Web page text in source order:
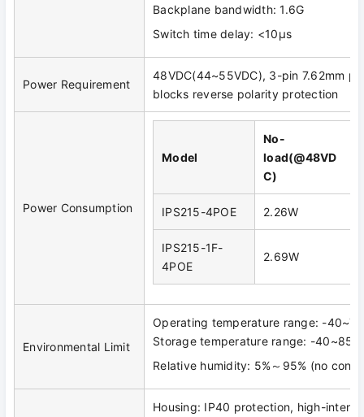
Backplane bandwidth: 1.6G
Switch time delay: <10μs
Power Requirement
48VDC(44~55VDC), 3-pin 7.62mm
blocks reverse polarity protection
Power Consumption
Model
No-
load(@48VD
C)
IPS215-4POE 2.26W
IPS215-1F-
4POE
2.69W
Environmental Limit
Operating temperature range: -
Storage temperature range: -
Relative humidity: 5%～95% (no
Housing: IP40 protection, high-